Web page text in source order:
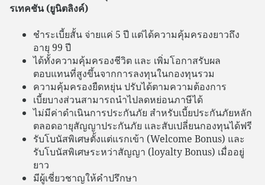
รเทคชัน (ยูนิตลิงค์)
ชำระเบี้ยสั้น จ่ายแค่ 5 ปี แต่ได้ความคุ้มครองยาวถึง
อายุ 99 ปี
ได้ทั้งความคุ้มครองชีวิต และ เพิ่มโอกาสรับผล
ตอบแทนที่สูงขึ้นจากการลงทุนในกองทุนรวม
ความคุ้มครองยืดหยุ่น ปรับได้ตามความต้องการ
เบี้ยบางส่วนสามารถนำไปลดหย่อนภาษีได้
ไม่มีค่าดำเนินการประกันภัย สำหรับเบี้ยประกันภัยหลัก
ตลอดอายุสัญญาประกันภัย และสับเปลี่ยนกองทุนได้ฟรี
รับโบนัสพิเศษตั้งแต่แรกเข้า (Welcome Bonus) และ
รับโบนัสพิเศษระหว่าสัญญา (loyalty Bonus) เมื่ออยู่
ยาว
มีผู้เชี่ยวชาญให้คำปรึกษา